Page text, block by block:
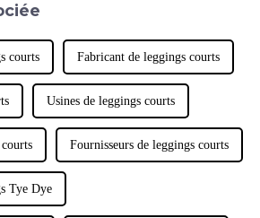
femmes ont tendance à porter
des soutiens-gorge de sport,…
courts Fabricant de leggings courts
Usines de leggings courts
Fournisseurs de leggings courts
Tye Dye